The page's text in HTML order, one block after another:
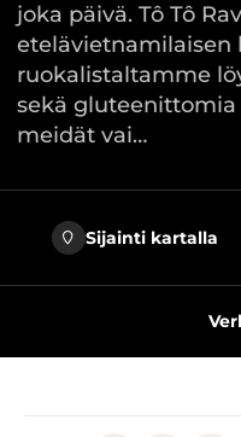
joka päivä. Tô Tô
etelävietnamilaisen
ruokalistaltamme
sekä
meidät vai…
Sijainti kartalla